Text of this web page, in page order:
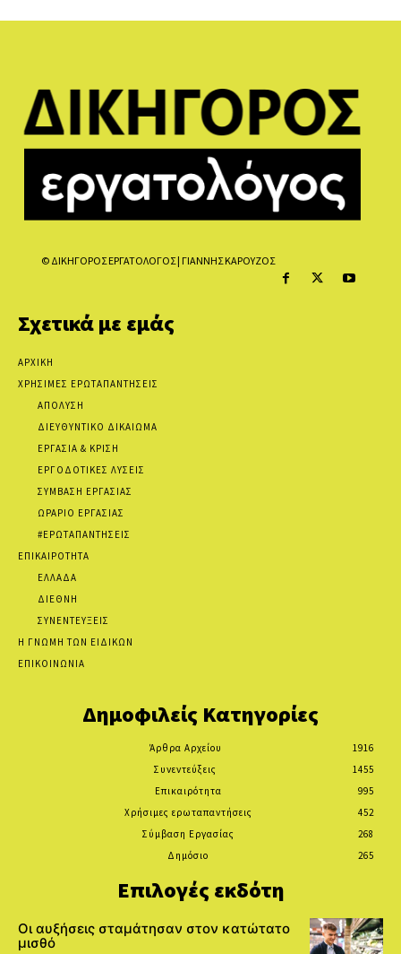
© ΔΙΚΗΓΟΡΟΣ ΕΡΓΑΤΟΛΟΓΟΣ | ΓΙΑΝΝΗΣ ΚΑΡΟΥΖΟΣ
Σχετικά με εμάς
ΑΡΧΙΚΗ
ΧΡΗΣΙΜΕΣ ΕΡΩΤΑΠΑΝΤΗΣΕΙΣ
ΑΠΟΛΥΣΗ
ΔΙΕΥΘΥΝΤΙΚΟ ΔΙΚΑΙΩΜΑ
ΕΡΓΑΣΙΑ & ΚΡΙΣΗ
ΕΡΓΟΔΟΤΙΚΕΣ ΛΥΣΕΙΣ
ΣΥΜΒΑΣΗ ΕΡΓΑΣΙΑΣ
ΩΡΑΡΙΟ ΕΡΓΑΣΙΑΣ
#ΕΡΩΤΑΠΑΝΤΗΣΕΙΣ
ΕΠΙΚΑΙΡΟΤΗΤΑ
ΕΛΛΑΔΑ
ΔΙΕΘΝΗ
ΣΥΝΕΝΤΕΥΞΕΙΣ
Η ΓΝΩΜΗ ΤΩΝ ΕΙΔΙΚΩΝ
ΕΠΙΚΟΙΝΩΝΙΑ
Δημοφιλείς Κατηγορίες
Άρθρα Αρχείου
1916
Συνεντεύξεις
1455
Επικαιρότητα
995
Χρήσιμες ερωταπαντήσεις
452
Σύμβαση Εργασίας
268
Δημόσιο
265
Επιλογές εκδότη
Οι αυξήσεις σταμάτησαν στον κατώτατο
μισθό